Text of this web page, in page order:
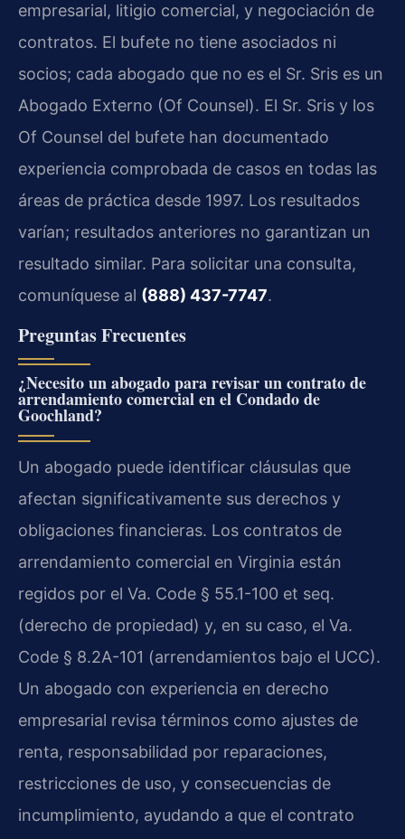
empresarial, litigio comercial, y negociación de
contratos. El bufete no tiene asociados ni
socios; cada abogado que no es el Sr. Sris es un
Abogado Externo (Of Counsel). El Sr. Sris y los
Of Counsel del bufete han documentado
experiencia comprobada de casos en todas las
áreas de práctica desde 1997. Los resultados
varían; resultados anteriores no garantizan un
resultado similar. Para solicitar una consulta,
comuníquese al (888) 437-7747.
Preguntas Frecuentes
¿Necesito un abogado para revisar un contrato de
arrendamiento comercial en el Condado de
Goochland?
Un abogado puede identificar cláusulas que
afectan significativamente sus derechos y
obligaciones financieras. Los contratos de
arrendamiento comercial en Virginia están
regidos por el Va. Code § 55.1-100 et seq.
(derecho de propiedad) y, en su caso, el Va.
Code § 8.2A-101 (arrendamientos bajo el UCC).
Un abogado con experiencia en derecho
empresarial revisa términos como ajustes de
renta, responsabilidad por reparaciones,
restricciones de uso, y consecuencias de
incumplimiento, ayudando a que el contrato